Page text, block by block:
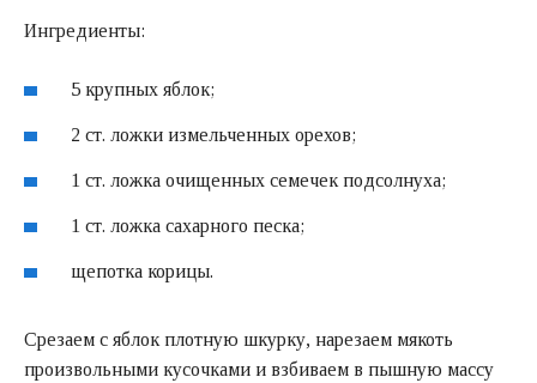
Ингредиенты:
5 крупных яблок;
2 ст. ложки измельченных орехов;
1 ст. ложка очищенных семечек подсолнуха;
1 ст. ложка сахарного песка;
щепотка корицы.
Срезаем с яблок плотную шкурку, нарезаем мякоть
произвольными кусочками и взбиваем в пышную массу